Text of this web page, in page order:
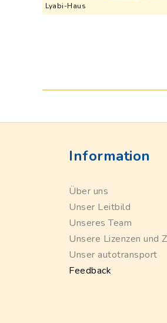
Lyabi-Haus
Information
Über uns
Unser Leitbild
Unseres Team
Unsere Lizenzen und
Unser autotransport
Feedback